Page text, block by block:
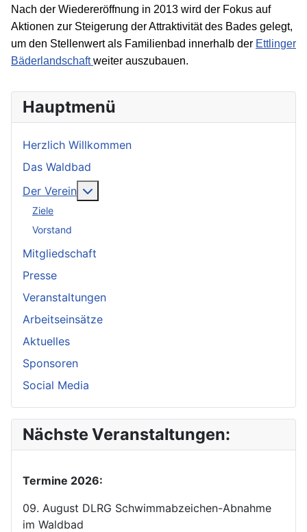
Hauptmenü
Herzlich Willkommen
Das Waldbad
Der Verein
Ziele
Vorstand
Mitgliedschaft
Presse
Veranstaltungen
Arbeitseinsätze
Aktuelles
Sponsoren
Social Media
Nächste Veranstaltungen:
Termine 2026:
09. August DLRG Schwimmabzeichen-Abnahme
im Waldbad
Nach der Wiedereröffnung in 2013 wird der Fokus auf
Aktionen zur Steigerung derAttraktivitätdes Bades gelegt,
um den Stellenwertals Familienbad innerhalb der Ettlinger
Bäderlandschaftweiter auszubauen.